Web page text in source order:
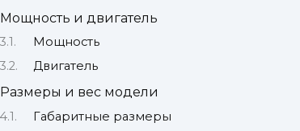
Мощность и двигатель
Мощность
Двигатель
Размеры и вес модели
Габаритные размеры